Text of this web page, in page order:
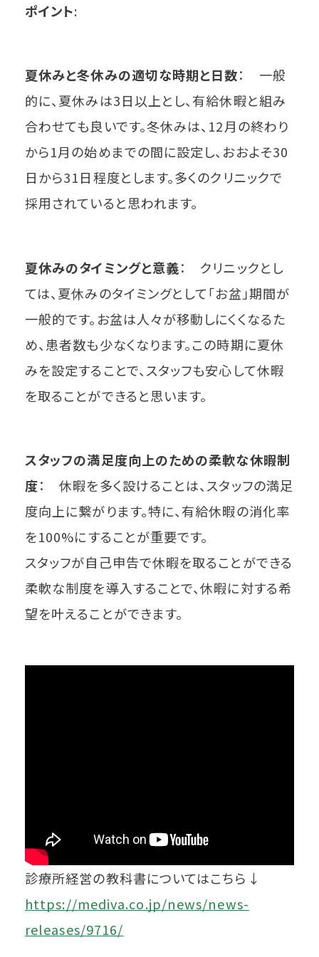
ポイント:
夏休みと冬休みの適切な時期と日数： 一般
的に、夏休みは3日以上とし、有給休暇と組み
合わせても良いです。冬休みは、12月の終わり
から1月の始めまでの間に設定し、おおよそ30
日から31日程度とします。多くのクリニックで
採用されていると思われます。
夏休みのタイミングと意義： クリニックとし
ては、夏休みのタイミングとして「お盆」期間が
一般的です。お盆は人々が移動しにくくなるた
め、患者数も少なくなります。この時期に夏休
みを設定することで、スタッフも安心して休暇
を取ることができると思います。
スタッフの満足度向上のための柔軟な休暇制
度： 休暇を多く設けることは、スタッフの満足
度向上に繋がります。特に、有給休暇の消化率
を100%にすることが重要です。
スタッフが自己申告で休暇を取ることができる
柔軟な制度を導入することで、休暇に対する希
望を叶えることができます。
診療所経営の教科書についてはこちら↓
https://mediva.co.jp/news/news-
releases/9716/